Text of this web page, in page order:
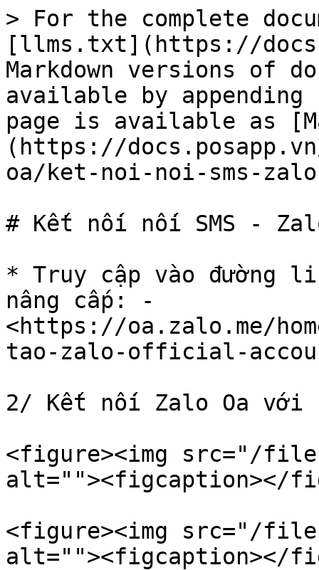
> For the complete
[llms.txt](https://
Markdown versions of
available by
page is available as
(https://
oa/ket-noi-noi-sms-
# Kết nối nối SMS -
* Truy cập vào đường
nâng cấp: -
<https://oa.zalo.me/
tao-zalo-official-
2/ Kết nối Zalo Oa với
<figure><img src="/files/
alt=""><figcaption></
<figure><img src="/files/
alt=""><figcaption></